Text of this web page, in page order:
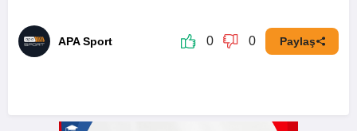
APA Sport 0 0 Paylaş